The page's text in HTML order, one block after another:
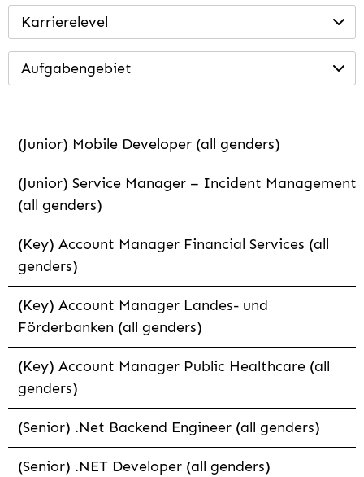
Karrierelevel
Aufgabengebiet
(Junior) Mobile Developer (all genders)
(Junior) Service Manager – Incident Management
(all genders)
(Key) Account Manager Financial Services (all
genders)
(Key) Account Manager Landes- und
Förderbanken (all genders)
(Key) Account Manager Public Healthcare (all
genders)
(Senior) .Net Backend Engineer (all genders)
(Senior) .NET Developer (all genders)